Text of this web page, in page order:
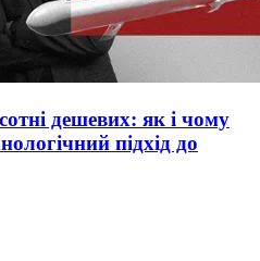
дешевих: як і чому
підхід до